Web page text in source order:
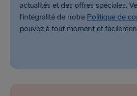
actualités et des offres spéciales.
l’intégralité de notre Politique de
pouvez à tout moment et